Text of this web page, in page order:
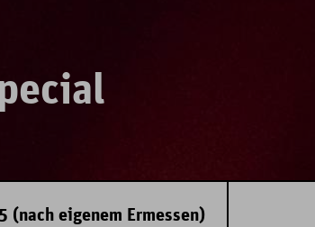
eigenem Ermessen)